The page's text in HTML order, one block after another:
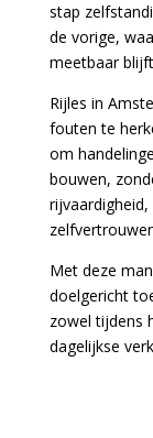
stap
de vorige,
meetbaar
Rijles in
fouten te
om
bouwen,
Met deze
doelgericht
zowel tijdens
dagelijkse